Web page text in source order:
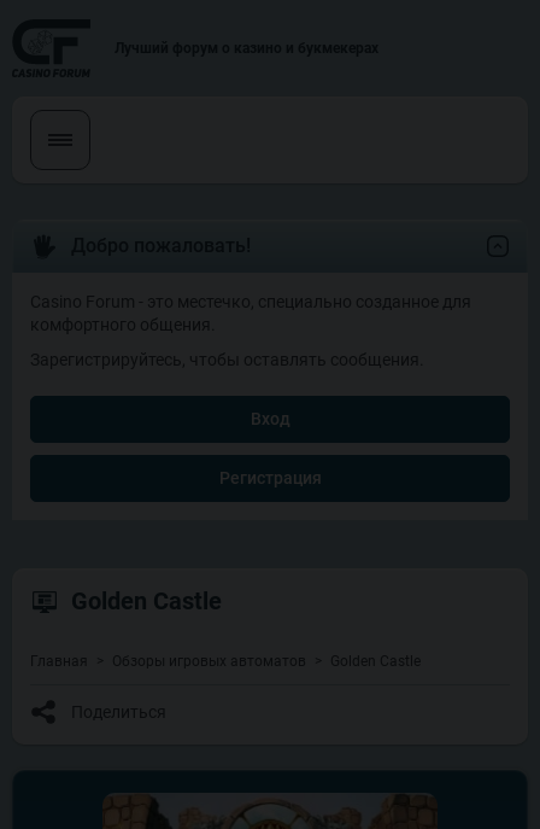
Golden Castle
Главная Обзоры игровых автоматов Golden Castle
Поделиться
Casino Forum - это местечко, специально созданное для
комфортного общения.
Зарегистрируйтесь, чтобы оставлять сообщения.
Вход
Регистрация